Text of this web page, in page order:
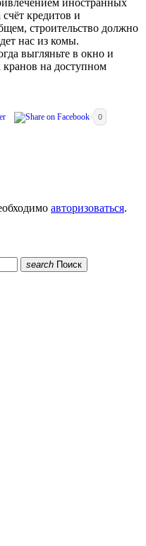
кредитов и
строительство должно
нас из комы.
выгляньте в окно и
на доступном
0
авторизоваться.
search Поиск